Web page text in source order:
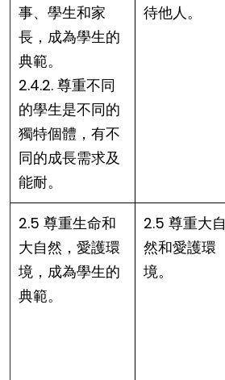
事、學生和家
長，成為學生的
典範。
2.4.2. 尊重不同
的學生是不同的
獨特個體，有不
同的成長需求及
能耐。
待他人。
2.5 尊重生命和
大自然，愛護環
境，成為學生的
典範。
2.5 尊重大自
然和愛護環
境。